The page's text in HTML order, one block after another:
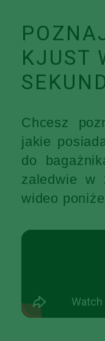
KJUST
Chcesz
jakie
do
zaledwie w
wideo